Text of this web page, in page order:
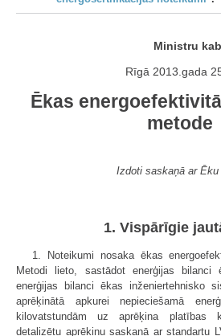
Ministru
Rīgā 2013.gada
Ēkas
metode
Izdoti saskaņā ar
1. Vispārīgie
1. Noteikumi nosaka ēkas
Metodi lieto, sastādot enerģijas
enerģijas bilanci ēkas inženiertehnisko
aprēķinātā apkurei nepieciešamā
kilovatstundām uz aprēķina platības
detalizētu aprēķinu saskaņā ar standartu